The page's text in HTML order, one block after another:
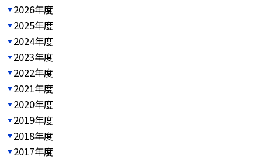
2026年度
2025年度
2024年度
2023年度
2022年度
2021年度
2020年度
2019年度
2018年度
2017年度